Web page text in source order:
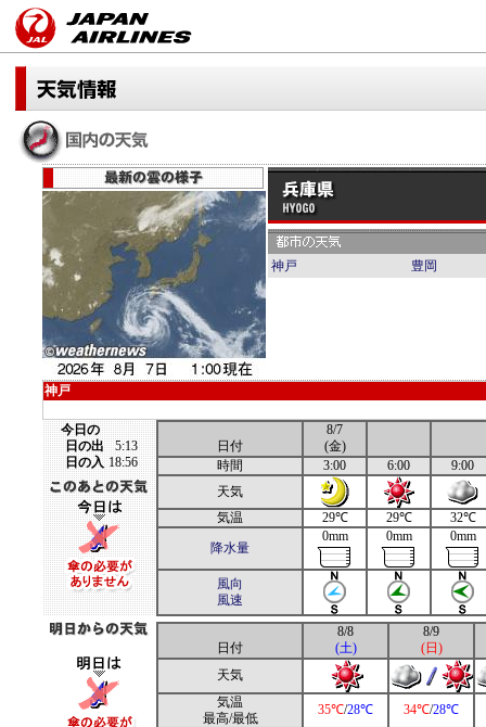
神戸 豊岡
神戸
今日の
日の出
5:13
日の入 18:56
日付
8/7
(金)
時間
3:00 6:00
9:00
天気
気温
29℃ 29℃
32℃
降水量
0mm 0mm 0mm
風向
風速
日付
8/8
(土)
8/9
(日)
天気
気温
最高/最低
35℃/28℃ 34℃/28℃